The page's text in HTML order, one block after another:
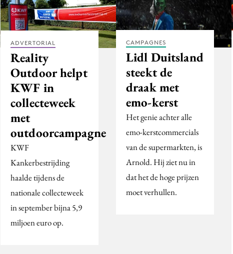
ADVERTORIAL
Reality
Outdoor helpt
KWF in
collecteweek
met
outdoorcampagne
KWF
Kankerbestrijding
haalde tijdens de
nationale collecteweek
in september bijna 5,9
miljoen euro op.
CAMPAGNES
Lidl Duitsland
steekt de
draak met
emo-kerst
Het genie achter alle
emo-kerstcommercials
van de supermarkten, is
Arnold. Hij ziet nu in
dat het de hoge prijzen
moet verhullen.